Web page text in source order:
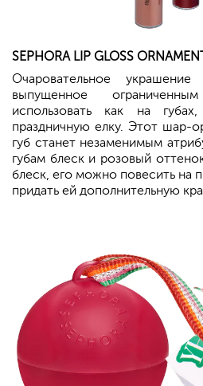
SEPHORA LIP GLOSS
Очаровательное
выпущенное
использовать как на
праздничную елку. Этот шар-
губ станет незаменимым
губам блеск и розовый
блеск, его можно повесить на
придать ей дополнительную